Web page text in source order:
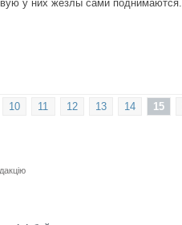
у них жезлы сами поднимаются.
15
14
13
12
11
10